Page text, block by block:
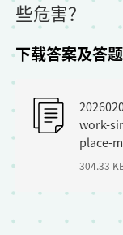
些危害？
下载答案及答
work-
place-
304.33